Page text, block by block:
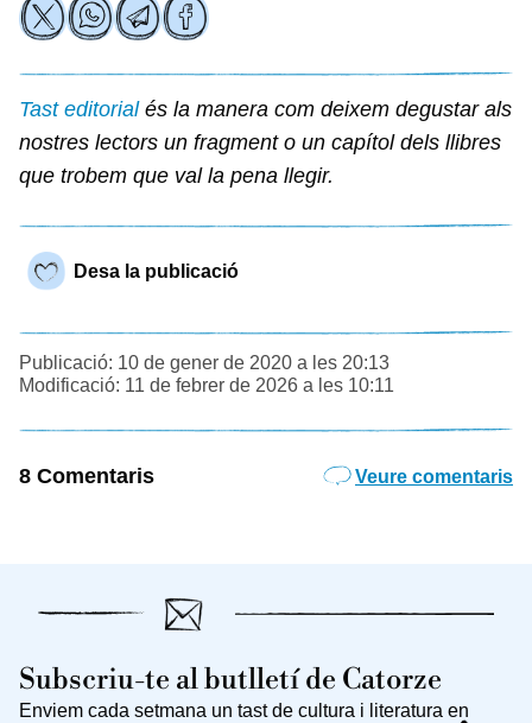
Tast editorialés la manera com deixem degustar als
nostres lectors un fragment o un capítol dels llibres
que trobem que val la pena llegir.
Desa la publicació
Publicació: 10 de gener de 2020 a les 20:13
Modificació: 11 de febrer de 2026 a les 10:11
8 Comentaris Veure comentaris
Subscriu-te al butlletí de Catorze
Enviem cada setmana un tast de cultura i literatura en